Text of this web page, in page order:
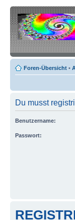
Foren-Übersicht •
Du musst
Benutzername:
Passwort: